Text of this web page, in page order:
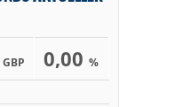
GBP 0,00%